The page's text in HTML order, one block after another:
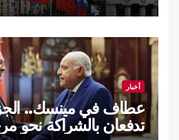
أخبار
عطاف في مينسك..
تدفعان بالشراكة نحو